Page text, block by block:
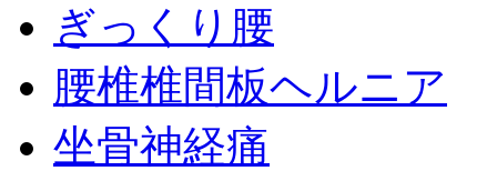
ぎっくり腰
腰椎椎間板ヘルニア
坐骨神経痛